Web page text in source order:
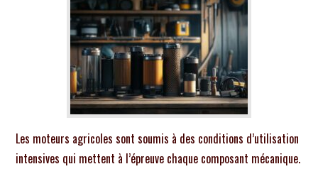
Les moteurs agricoles sont soumis à des conditions d’utilisation
intensives qui mettent à l’épreuve chaque composant mécanique.